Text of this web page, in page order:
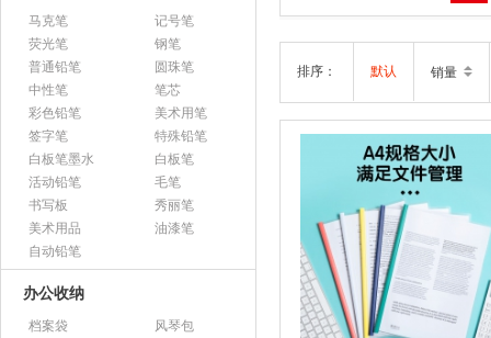
马克笔
记号笔
荧光笔
钢笔
普通铅笔
圆珠笔
中性笔
笔芯
彩色铅笔
美术用笔
签字笔
特殊铅笔
白板笔墨水
白板笔
活动铅笔
毛笔
书写板
秀丽笔
美术用品
油漆笔
自动铅笔
办公收纳
档案袋
风琴包
排序： 默认 销量